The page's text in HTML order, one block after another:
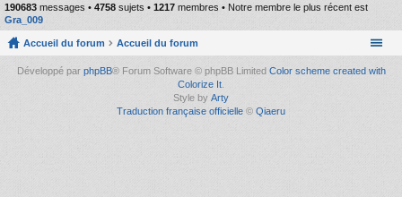
190683 messages • 4758 sujets • 1217 membres • Notre membre le plus récent est
Gra_009
Accueil du forum Accueil du forum
Développé par phpBB® Forum Software © phpBB Limited Color scheme created with
Colorize It.
Style by Arty
Traduction française officielle © Qiaeru